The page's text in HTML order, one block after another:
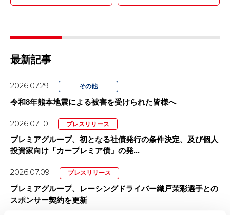
最新記事
2026.07.29 その他
令和8年熊本地震による被害を受けられた皆様へ
2026.07.10 プレスリリース
プレミアグループ、初となる社債発行の条件決定、及び個人
投資家向け「カープレミア債」の発...
2026.07.09 プレスリリース
プレミアグループ、レーシングドライバー織戸茉彩選手との
スポンサー契約を更新